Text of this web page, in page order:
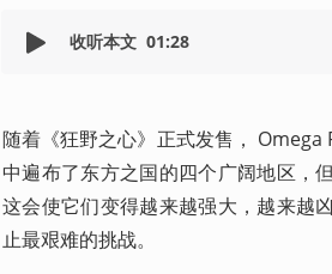
收听本文 01:28
随着《狂野之心》正式发售，
中遍布了东方之国的四个广阔地区，
这会使它们变得越来越强大，越来越
止最艰难的挑战。